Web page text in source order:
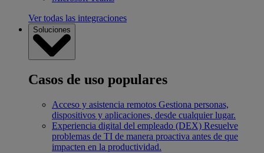
Ver todas las integraciones
Soluciones
Casos de uso populares
Acceso y asistencia remotos Gestiona personas,
dispositivos y aplicaciones, desde cualquier lugar.
Experiencia digital del empleado (DEX) Resuelve
problemas de TI de manera proactiva antes de que
impacten en la productividad.